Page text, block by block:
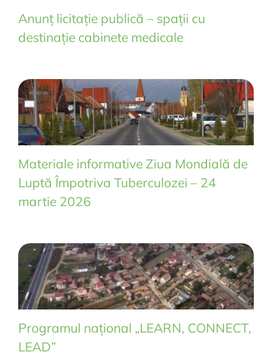
Anunț licitație publică – spații cu
destinație cabinete medicale
Materiale informative Ziua Mondială de
Luptă Împotriva Tuberculozei – 24
martie 2026
Programul național „LEARN, CONNECT,
LEAD”